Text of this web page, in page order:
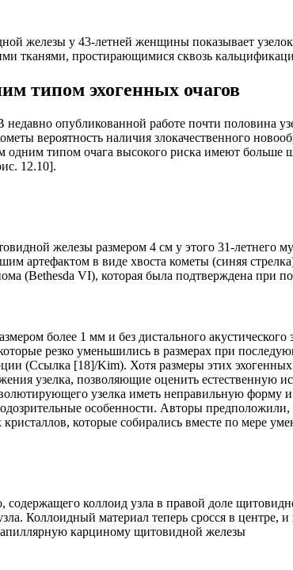
железы у 43-летней женщины показывает
тканями, простирающимися сквозь
типом эхогенных очагов
недавно опубликованной работе почти половина
вероятность наличия злокачественного
типом очага высокого риска имеют больше
12.10].
железы размером 4 см у этого 31-
артефактом в виде хвоста кометы (синяя
(Bethesda VI), которая была подтверждена при
более 1 мм и без дистального
резко уменьшились в размерах при
(Ссылка [18]/Kim). Хотя размеры этих
узелка, позволяющие оценить естественную
узелка иметь неправильную форму
особенности. Авторы
которые собирались вместе по мере
содержащего коллоид узла в правой доле
Коллоидный материал теперь сросся в центре, и
карциному щитовидной железы